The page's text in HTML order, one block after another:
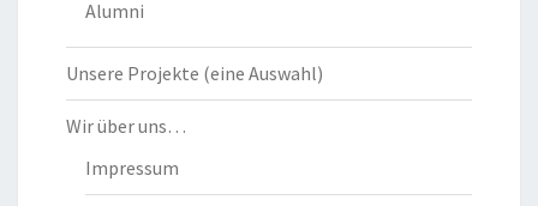
Alumni
Unsere Projekte (eine Auswahl)
Wir über uns…
Impressum